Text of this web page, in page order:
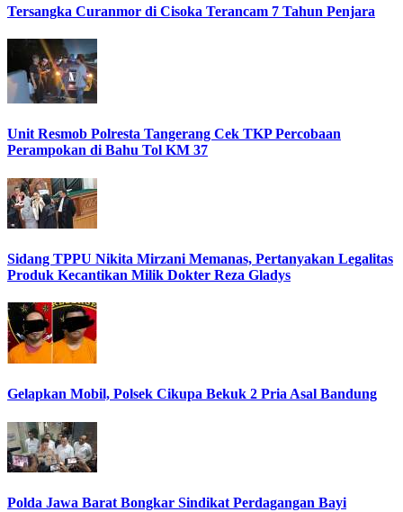
Tersangka Curanmor di Cisoka Terancam 7 Tahun Penjara
Unit Resmob Polresta Tangerang Cek TKP Percobaan
Perampokan di Bahu Tol KM 37
Sidang TPPU Nikita Mirzani Memanas, Pertanyakan Legalitas
Produk Kecantikan Milik Dokter Reza Gladys
Gelapkan Mobil, Polsek Cikupa Bekuk 2 Pria Asal Bandung
Polda Jawa Barat Bongkar Sindikat Perdagangan Bayi